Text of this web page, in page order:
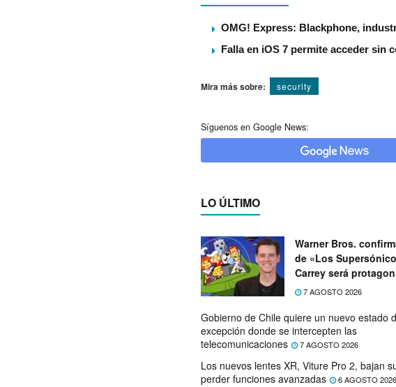
OMG! Express: Blackphone,
Falla en iOS 7 permite acceder sin
Mira más sobre: security
Síguenos en Google News:
LO ÚLTIMO
Warner Bros.
de «Los
Carrey será
7 AGOSTO 2026
Gobierno de Chile quiere un nuevo estado
excepción donde se intercepten las
telecomunicaciones
7 AGOSTO 2026
Los nuevos lentes XR, Viture Pro 2, bajan
perder funciones avanzadas
6 AGOSTO 2026